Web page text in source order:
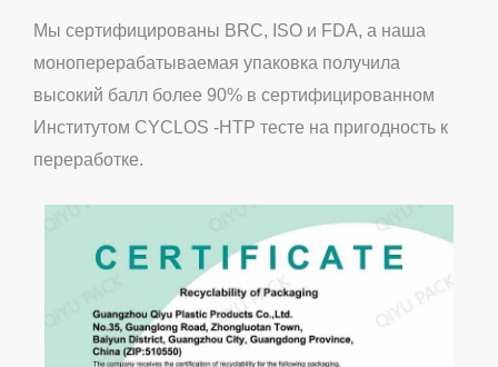
Мы сертифицированы BRC, ISO и FDA, а наша
моноперерабатываемая упаковка получила
высокий балл более 90% в сертифицированном
Институтом CYCLOS -HTP тесте на пригодность к
переработке.